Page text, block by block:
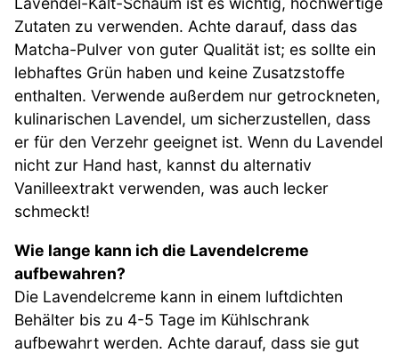
Zutaten zu verwenden. Achte darauf, dass das
Matcha-Pulver von guter Qualität ist; es sollte ein
lebhaftes Grün haben und keine Zusatzstoffe
enthalten. Verwende außerdem nur getrockneten,
kulinarischen Lavendel, um sicherzustellen, dass
er für den Verzehr geeignet ist. Wenn du Lavendel
nicht zur Hand hast, kannst du alternativ
Vanilleextrakt verwenden, was auch lecker
schmeckt!
Wie lange kann ich die Lavendelcreme
aufbewahren?
Die Lavendelcreme kann in einem luftdichten
Behälter bis zu 4-5 Tage im Kühlschrank
aufbewahrt werden. Achte darauf, dass sie gut